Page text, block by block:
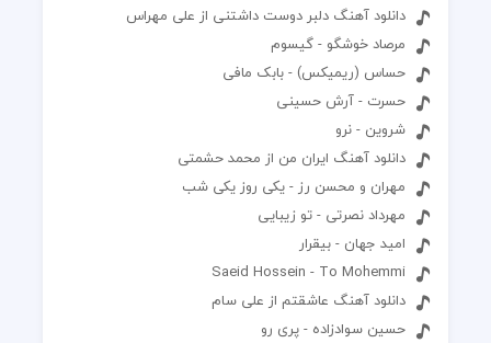
دانلود آهنگ دلبر دوست داشتنی از علی مهراس
مرصاد خوشگو - گیسوم
حساس (ریمیکس) - بابک مافی
حسرت - آرش حسینی
شروین - نرو
دانلود آهنگ ایران من از محمد حشمتی
مهران و محسن رز - یکی روز یکی شب
مهرداد نصرتی - تو زیبایی
امید جهان - بیقرار
Saeid Hossein - To Mohemmi
دانلود آهنگ عاشقتم از علی سام
حسین سوادزاده - پری رو